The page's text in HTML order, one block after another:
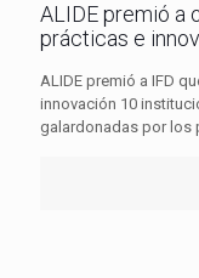
ALIDE premió a
prácticas e
ALIDE premió a IFD
innovación 10
galardonadas por los